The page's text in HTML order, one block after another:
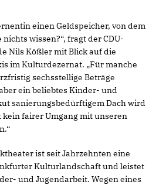
einen Geldspeicher, von dem
wissen?“, fragt der CDU-
Nils Kößler mit Blick auf die
im Kulturdezernat. „Für manche
sechsstellige Beträge
ein beliebtes Kinder- und
sanierungsbedürftigem Dach wird
kein fairer Umgang mit unseren
ist seit Jahrzehnten eine
Kulturlandschaft und leistet
und Jugendarbeit. Wegen eines